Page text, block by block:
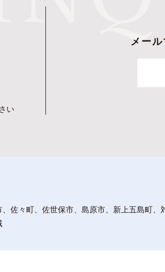
い
メー
佐々町、佐世保市、島原市、新上五島町